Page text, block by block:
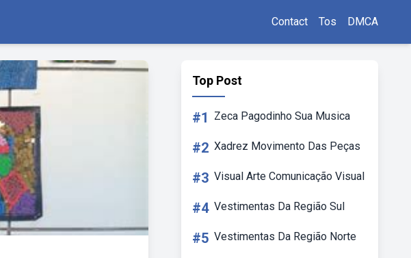
Contact Tos DMCA
Top Post
#1 Zeca Pagodinho Sua Musica
#2 Xadrez Movimento Das Peças
#3 Visual Arte Comunicação Visual
#4 Vestimentas Da Região Sul
#5 Vestimentas Da Região Norte